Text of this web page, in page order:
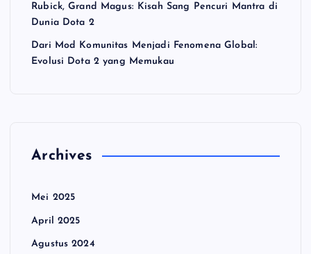
Rubick, Grand Magus: Kisah Sang Pencuri Mantra di
Dunia Dota 2
Dari Mod Komunitas Menjadi Fenomena Global:
Evolusi Dota 2 yang Memukau
Archives
Mei 2025
April 2025
Agustus 2024